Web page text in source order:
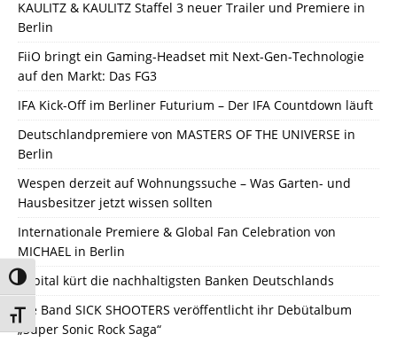
Umschalten auf hohe Kontraste
Schrift vergrößern
KAULITZ & KAULITZ Staffel 3 neuer Trailer und Premiere in
Berlin
FiiO bringt ein Gaming-Headset mit Next-Gen-Technologie
auf den Markt: Das FG3
IFA Kick-Off im Berliner Futurium – Der IFA Countdown läuft
Deutschlandpremiere von MASTERS OF THE UNIVERSE in
Berlin
Wespen derzeit auf Wohnungssuche – Was Garten- und
Hausbesitzer jetzt wissen sollten
Internationale Premiere & Global Fan Celebration von
MICHAEL in Berlin
Capital kürt die nachhaltigsten Banken Deutschlands
Die Band SICK SHOOTERS veröffentlicht ihr Debütalbum
„Super Sonic Rock Saga“